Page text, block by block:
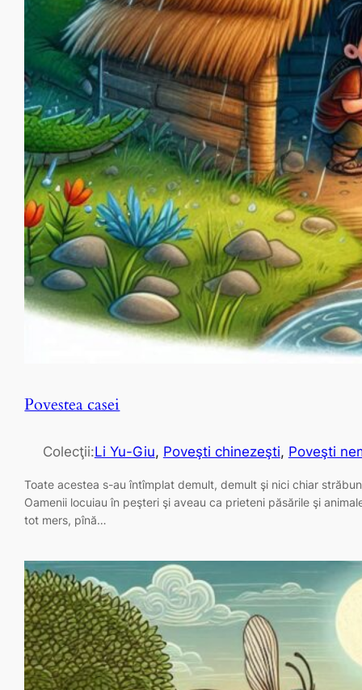
Povestea casei
Colecţii:Li Yu-Giu, Poveşti chinezeşti, Poveşti
Toate acestea s-au întîmplat demult, demult şi nici chiar
Oamenii locuiau în peşteri şi aveau ca prieteni păsările şi
tot mers, pînă…